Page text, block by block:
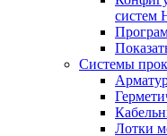
систем
Системы
Лотки